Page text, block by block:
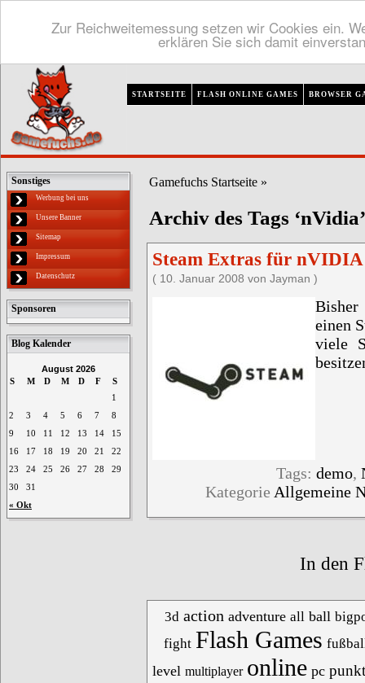
Zur Reichweitemessung setzen wir Cookies ein.
erklären Sie sich damit
STARTSEITE FLASH ONLINE GAMES BROWSER
Sonstiges
Werbung bei uns
Unsere Banner
Sitemap
Impressum
Datenschutz
Sponsoren
Blog Kalender
August 2026
S M D M D F S
« Okt
1
2
3 4 5 6 7
8
9
10 11 12 13 14
15
16
17 18 19 20 21
22
23
24 25 26 27 28
29
30
31
Gamefuchs Startseite »
Archiv des Tags ‘nVidia’
Steam Extras für nVIDIA
( 10. Januar 2008 von Jayman )
einen
viele
Tags: demo,
Kategorie Allgemeine
In den
3d action adventure all ball
fight Flash Games
level multiplayer online pc